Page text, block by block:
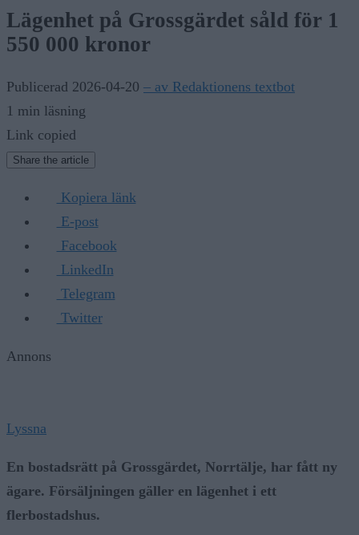
Lägenhet på Grossgärdet såld för 1
550 000 kronor
Publicerad 2026-04-20 – av Redaktionens textbot
1 min läsning
Link copied
Share the article
Kopiera länk
E-post
Facebook
LinkedIn
Telegram
Twitter
Annons
Lyssna
En bostadsrätt på Grossgärdet, Norrtälje, har fått ny
ägare. Försäljningen gäller en lägenhet i ett
flerbostadshus.